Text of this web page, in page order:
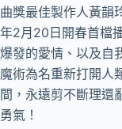
曲獎最佳製作人黃韻
年2月20日開春首檔
爆發的愛情、以及自
魔術為名重新打開人
間，永遠剪不斷理還
勇氣！